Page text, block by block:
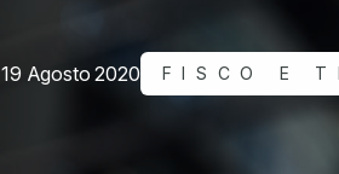
19 Agosto 2020 FISCO E